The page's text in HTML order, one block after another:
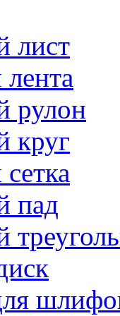
лист
рулон
круг
пад